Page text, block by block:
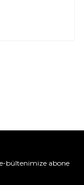
bültenimize abone